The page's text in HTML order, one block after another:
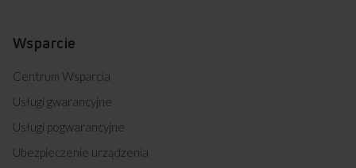
Wsparcie
Centrum Wsparcia
Usługi gwarancyjne
Usługi pogwarancyjne
Ubezpieczenie urządzenia